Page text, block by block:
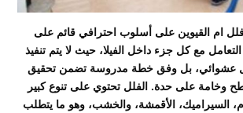
ام القيوين على أسلوب احترافي قائم على
مع كل جزء داخل الفيلا، حيث لا يتم تنفيذ
عشوائي، بل وفق خطة مدروسة تضمن تحقيق
وخامة على حدة. الفلل تحتوي على تنوع كبير
السيراميك، الأقمشة، والخشب، وهو ما يتطلب